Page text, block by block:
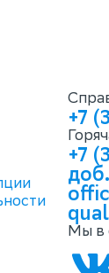
+7
+7
Мы в